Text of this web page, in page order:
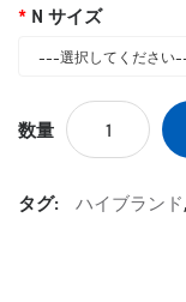
N サイズ
数量
タグ: ハイブランド,